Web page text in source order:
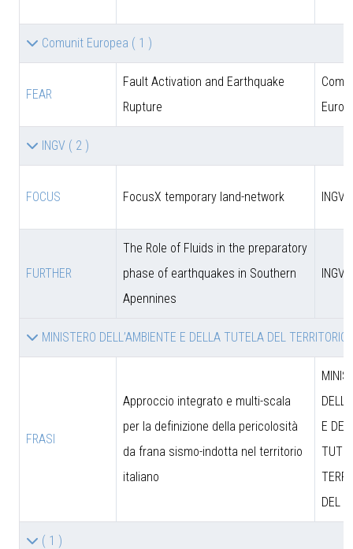
Comunit Europea ( 1 )
FEAR
Fault Activation and Earthquake
Rupture
INGV ( 2 )
FOCUS FocusX temporary land-network INGV
FURTHER
The Role of Fluids in the preparatory
phase of earthquakes in Southern
Apennines
INGV
MINISTERO DELL’AMBIENTE E DELLA TUTELA DEL
FRASI
Approccio integrato e multi-scala
per la definizione della pericolosità
da frana sismo-indotta nel territorio
italiano
E
DEL
( 1 )